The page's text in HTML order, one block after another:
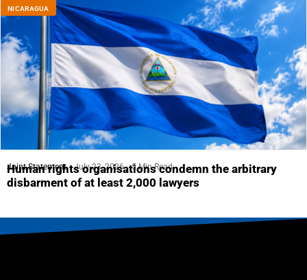
NICARAGUA
Joint Statement July 23, 2026 5 Min Read
Human rights organisations condemn the arbitrary
disbarment of at least 2,000 lawyers